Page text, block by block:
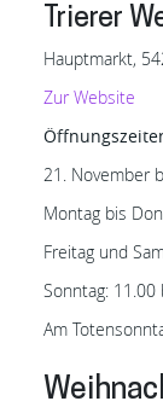
Trierer
Hauptmarkt,
Zur Website
21. November
Montag bis
Freitag und
Sonntag:
Am